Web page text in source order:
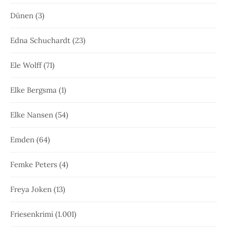
Dünen (3)
Edna Schuchardt (23)
Ele Wolff(71)
Elke Bergsma (1)
Elke Nansen (54)
Emden (64)
Femke Peters (4)
Freya Joken (13)
Friesenkrimi (1.001)